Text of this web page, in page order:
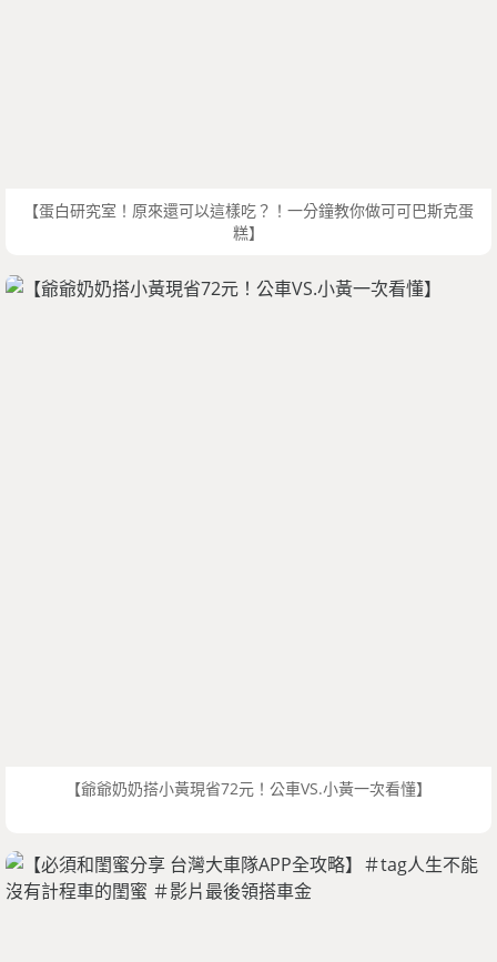
【蛋白研究室！原來還可以這樣吃？！一分鐘教你做可可巴斯克蛋
糕】
【爺爺奶奶搭小黃現省72元！公車VS.小黃一次看懂】